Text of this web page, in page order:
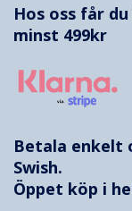
Hos oss får
minst 499kr
Betala enkelt
Swish.
Öppet köp i